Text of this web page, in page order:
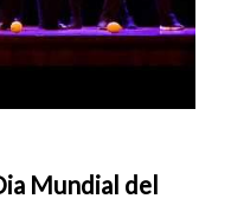
Mundial del